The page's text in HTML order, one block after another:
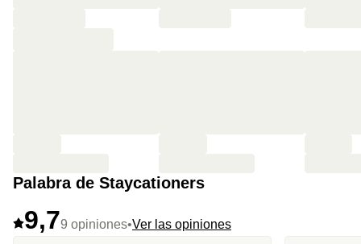
Palabra de Staycationers
9,79 opiniones•Ver las opiniones